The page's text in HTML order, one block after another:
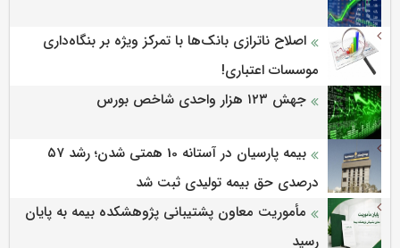
اصلاح ناترازی بانک‌ها با تمرکز ویژه بر بنگاه‌داری
موسسات اعتباری!
جهش ۱۲۳ هزار واحدی شاخص بورس
بیمه پارسیان در آستانه 10 همتی شدن؛ رشد ۵۷
درصدی حق بیمه تولیدی ثبت شد
مأموریت معاون پشتیبانی پژوهشكده بیمه به پایان
رسید